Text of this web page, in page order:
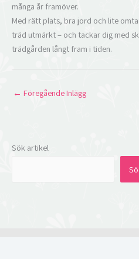
många år framöver.
Med rätt plats, bra jord och lite
träd utmärkt – och tackar dig med
trädgården långt fram i tiden.
← Föregående Inlägg
Sök artikel